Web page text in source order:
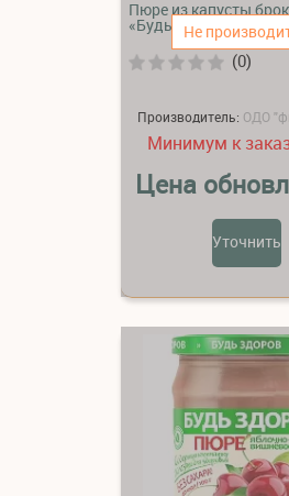
Не
Пюре из капусты
«Будь здоров»
(0)
Производитель: ОДО
Минимум к
Цена
Уточнить